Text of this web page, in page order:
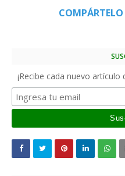
COMPÁRTELO
¡Recibe cada nuevo